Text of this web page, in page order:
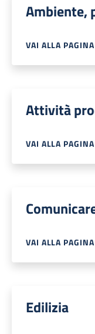
Ambiente,
VAI ALLA PAGINA
Attività
VAI ALLA PAGINA
VAI ALLA PAGINA
Edilizia